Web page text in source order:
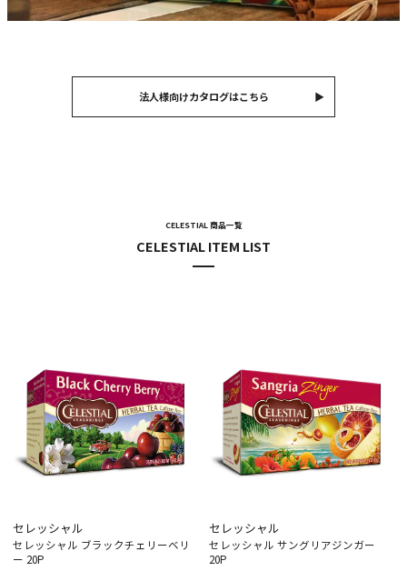
法人様向けカタログはこちら
CELESTIAL 商品一覧
CELESTIAL ITEM LIST
セレッシャル
セレッシャル ブラックチェリーベリ
ー 20P
セレッシャル
セレッシャル サングリアジンガー
20P